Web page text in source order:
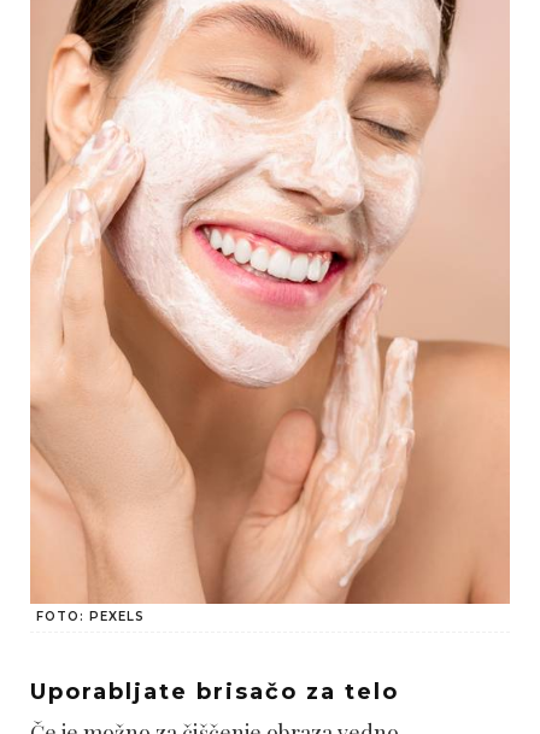
FOTO: PEXELS
Uporabljate brisačo za telo